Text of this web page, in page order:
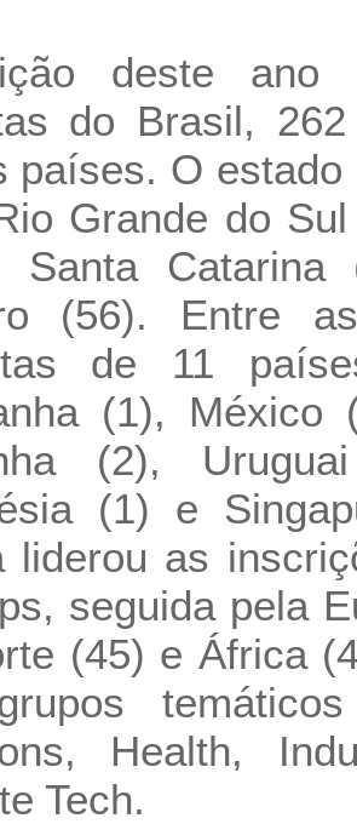
deste ano
do Brasil,
países. O
Grande do
Santa
(56). Entre
de 11
(1), México
(2),
(1) e
liderou as
seguida pela
(45) e África
Health,
Tech.